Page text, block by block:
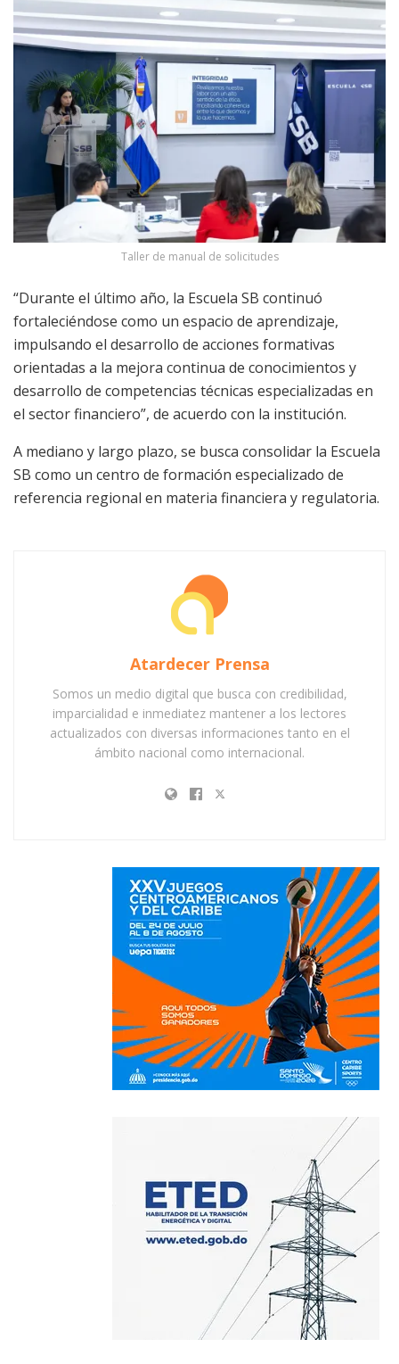
Taller de manual de solicitudes
“Durante el último año, la Escuela SB continuó
fortaleciéndose como un espacio de aprendizaje,
impulsando el desarrollo de acciones formativas
orientadas a la mejora continua de conocimientos y
desarrollo de competencias técnicas especializadas en
el sector financiero”, de acuerdo con la institución.
A mediano y largo plazo, se busca consolidar la Escuela
SB como un centro de formación especializado de
referencia regional en materia financiera y regulatoria.
Atardecer Prensa
Somos un medio digital que busca con credibilidad,
imparcialidad e inmediatez mantener a los lectores
actualizados con diversas informaciones tanto en el
ámbito nacional como internacional.